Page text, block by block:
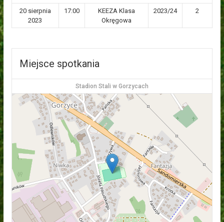
20 sierpnia
2023
17:00
KEEZA Klasa
Okręgowa
2023/24 2
Miejsce spotkania
Stadion Stali w Gorzycach